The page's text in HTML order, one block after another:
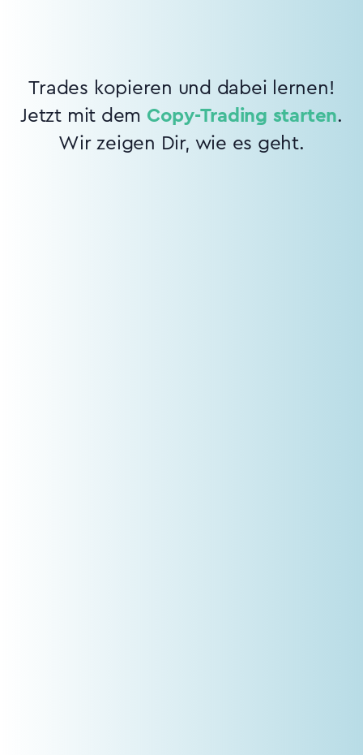
Trades kopieren und dabei lernen!
Jetzt mit dem Copy-Trading starten.
Wir zeigen Dir, wie es geht.